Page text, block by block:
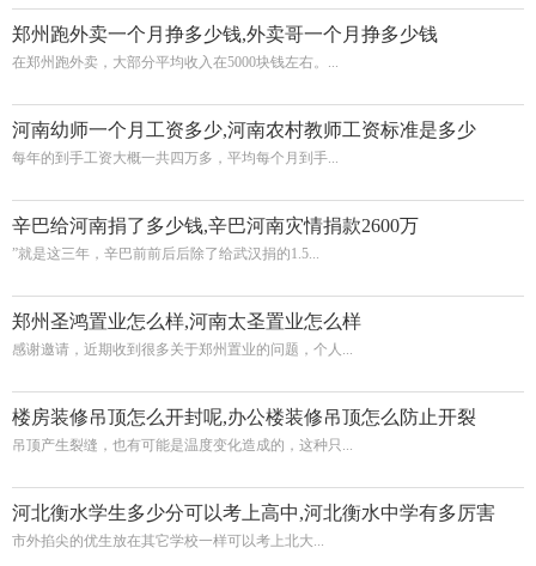
郑州跑外卖一个月挣多少钱,外卖哥一个月挣多少钱
在郑州跑外卖，大部分平均收入在5000块钱左右。...
河南幼师一个月工资多少,河南农村教师工资标准是多少
每年的到手工资大概一共四万多，平均每个月到手...
辛巴给河南捐了多少钱,辛巴河南灾情捐款2600万
”就是这三年，辛巴前前后后除了给武汉捐的1.5...
郑州圣鸿置业怎么样,河南太圣置业怎么样
感谢邀请，近期收到很多关于郑州置业的问题，个人...
楼房装修吊顶怎么开封呢,办公楼装修吊顶怎么防止开裂
吊顶产生裂缝，也有可能是温度变化造成的，这种只...
河北衡水学生多少分可以考上高中,河北衡水中学有多厉害
市外掐尖的优生放在其它学校一样可以考上北大...